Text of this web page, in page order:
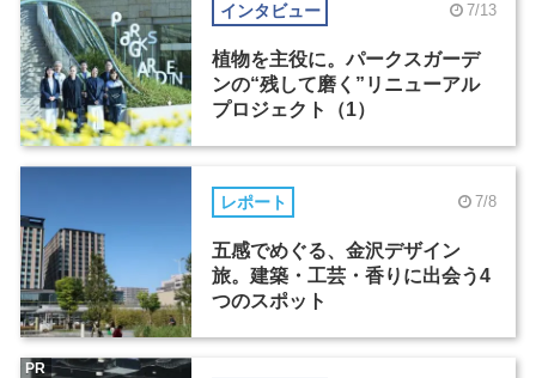
インタビュー 7/13
植物を主役に。パークスガーデ
ンの“残して磨く”リニューアル
プロジェクト（1）
レポート 7/8
五感でめぐる、金沢デザイン
旅。建築・工芸・香りに出会う4
つのスポット
PR